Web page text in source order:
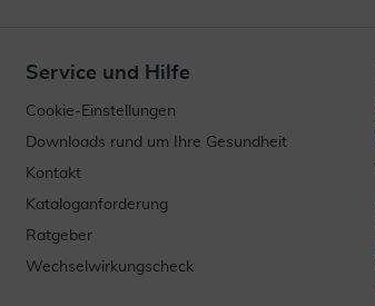
Service und Hilfe
Cookie-Einstellungen
Downloads rund um Ihre Gesundheit
Kontakt
Kataloganforderung
Ratgeber
Wechselwirkungscheck